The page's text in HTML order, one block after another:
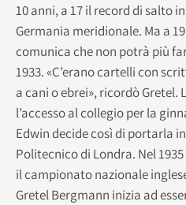
10 anni, a 17 il record di salto
Germania meridionale. Ma a
comunica che non potrà più
1933. «C’erano cartelli con
a cani o ebrei», ricordò Gretel.
l’accesso al collegio per la
Edwin decide così di portarla
Politecnico di Londra. Nel
il campionato nazionale
Gretel Bergmann inizia ad